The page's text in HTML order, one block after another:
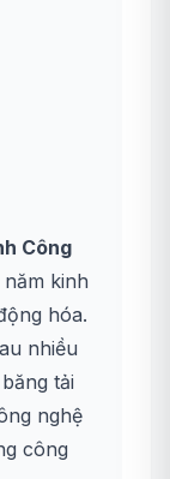
Công
kinh
hóa.
nhiều
tải
nghệ
công